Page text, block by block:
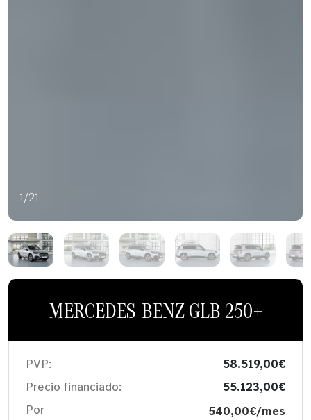
1/21
MERCEDES-BENZ GLB 250+
PVP:
58.519,00€
Precio financiado:
55.123,00€
Por
540,00€/mes